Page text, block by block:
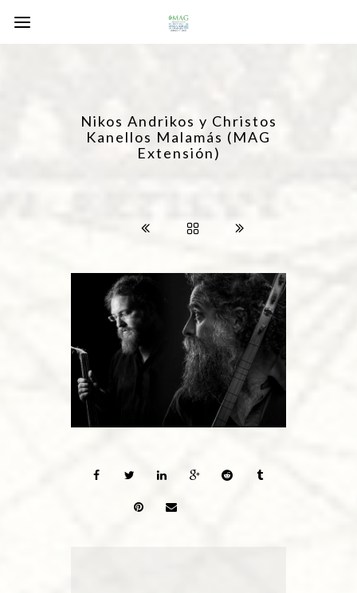
Nikos Andrikos y Christos
Kanellos Malamás (MAG
Extensión)